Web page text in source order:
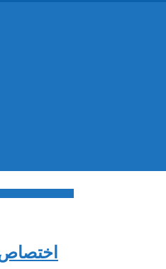
اختصاص ۱۳۰۰ میلیارد برای استانداردسازی گرمایش مدارس/وجود ۴ هزار مدرسه